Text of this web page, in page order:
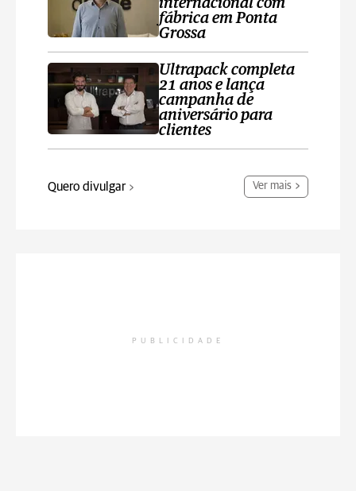
internacional com
fábrica em Ponta
Grossa
Ultrapack completa
21 anos e lança
campanha de
aniversário para
clientes
Quero divulgar Ver mais
PUBLICIDADE